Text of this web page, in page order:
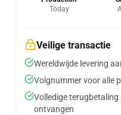
Today
Veilige transactie
Wereldwijde levering
Volgnummer voor alle
Volledige
ontvangen